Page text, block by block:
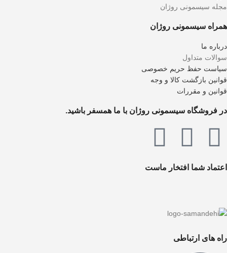
مجله سیسمونی روژان
همراه سیسمونی روژان
درباره ما
سوالات متداول
سیاست حفظ حریم خصوصی
قوانین بازگشت کالا و وجه
قوانین و مقررات
در فروشگاه سیسمونی روژان با ما همسفر باشید.
اعتماد شما افتخار ماست
راه های ارتباطی